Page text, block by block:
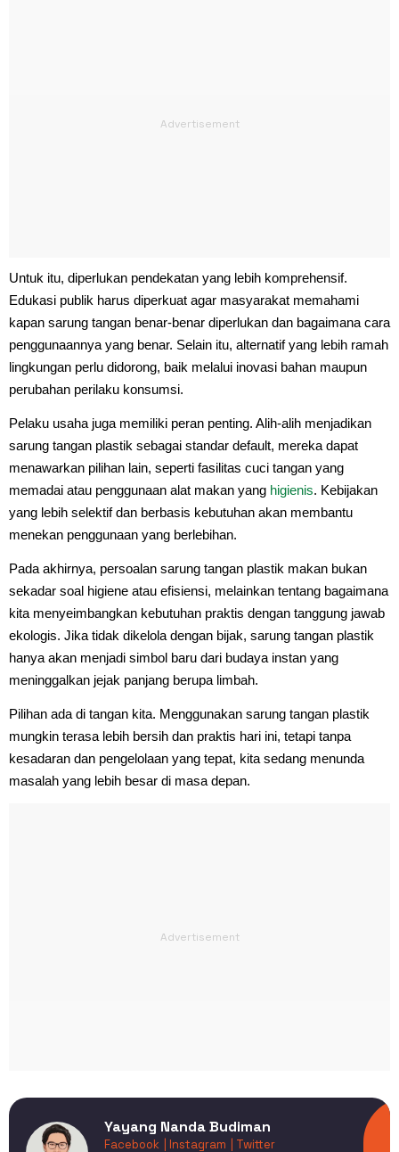
Untuk itu, diperlukan pendekatan yang lebih komprehensif.
Edukasi publik harus diperkuat agar masyarakat memahami
kapan sarung tangan benar-benar diperlukan dan bagaimana cara
penggunaannya yang benar. Selain itu, alternatif yang lebih ramah
lingkungan perlu didorong, baik melalui inovasi bahan maupun
perubahan perilaku konsumsi.
Pelaku usaha juga memiliki peran penting. Alih-alih menjadikan
sarung tangan plastik sebagai standar default, mereka dapat
menawarkan pilihan lain, seperti fasilitas cuci tangan yang
memadai atau penggunaan alat makan yang higienis. Kebijakan
yang lebih selektif dan berbasis kebutuhan akan membantu
menekan penggunaan yang berlebihan.
Pada akhirnya, persoalan sarung tangan plastik makan bukan
sekadar soal higiene atau efisiensi, melainkan tentang bagaimana
kita menyeimbangkan kebutuhan praktis dengan tanggung jawab
ekologis. Jika tidak dikelola dengan bijak, sarung tangan plastik
hanya akan menjadi simbol baru dari budaya instan yang
meninggalkan jejak panjang berupa limbah.
Pilihan ada di tangan kita. Menggunakan sarung tangan plastik
mungkin terasa lebih bersih dan praktis hari ini, tetapi tanpa
kesadaran dan pengelolaan yang tepat, kita sedang menunda
masalah yang lebih besar di masa depan.
Yayang Nanda Budiman
Facebook | Instagram
| Twitter